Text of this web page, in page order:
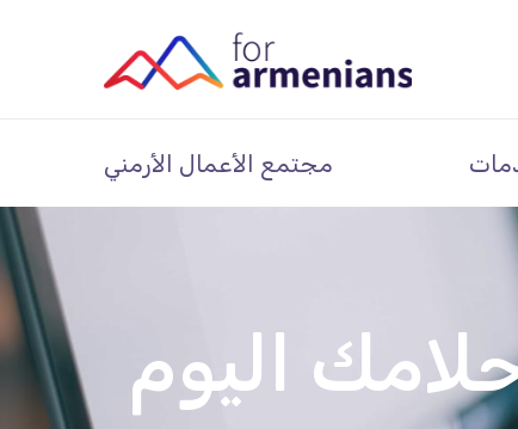
مجتمع الأعمال الأرمني
اليوم